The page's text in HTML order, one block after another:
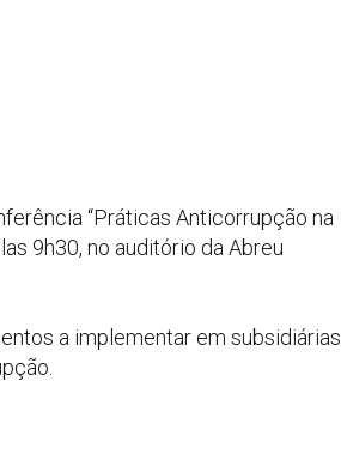
“Práticas Anticorrupção na
9h30, no auditório da Abreu
a implementar em subsidiárias